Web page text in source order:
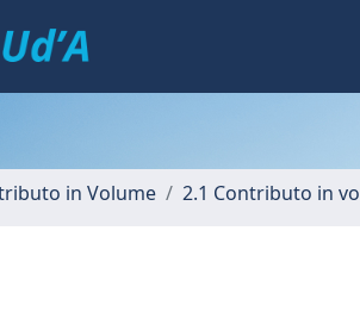
in Volume 2.1 Contributo in